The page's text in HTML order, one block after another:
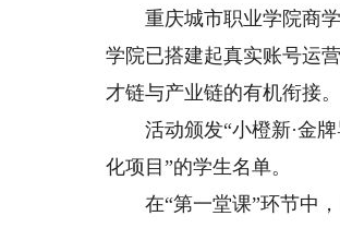
重庆城市职业学院商学
学院已搭建起真实账号运
才链与产业链的有机衔接。
活动颁发“小橙新·金牌
化项目”的学生名单。
在“第一堂课”环节中，